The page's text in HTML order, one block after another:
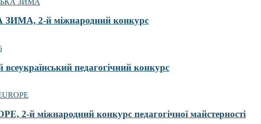
2-й міжнародний конкурс
педагогічний конкурс
2-й міжнародний конкурс педагогічної майстерності